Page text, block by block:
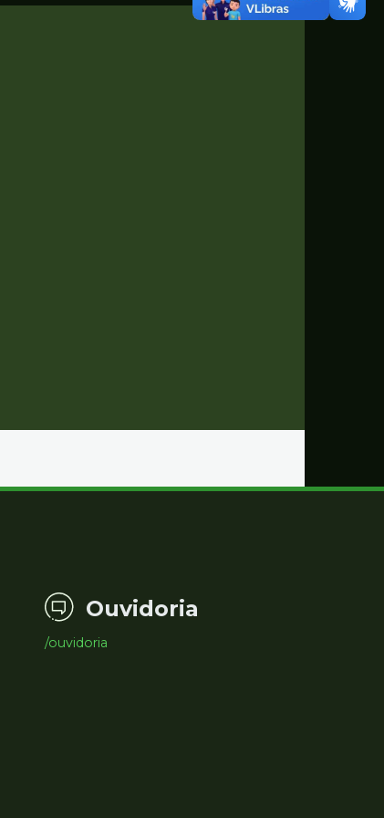
Ouvidoria
/ouvidoria